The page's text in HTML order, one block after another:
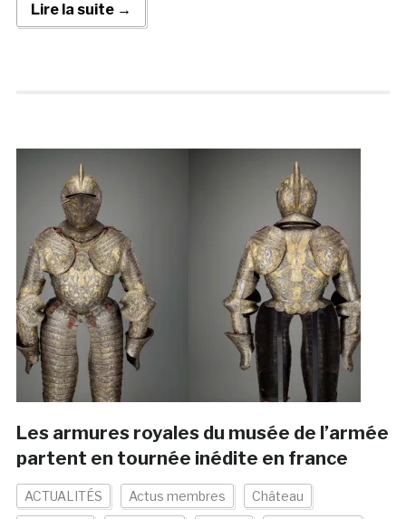
Lire la suite →
Les armures royales du musée de l’armée
partent en tournée inédite en france
ACTUALITÉS Actus membres Château